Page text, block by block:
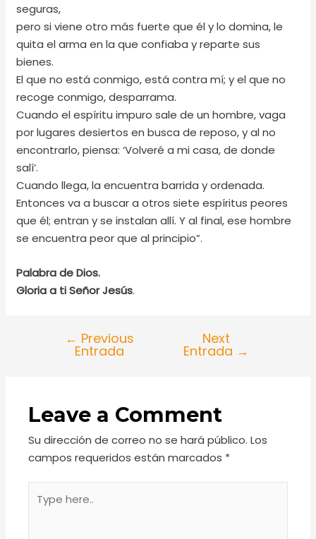
seguras,
pero si viene otro más fuerte que él y lo domina, le
quita el arma en la que confiaba y reparte sus
bienes.
El que no está conmigo, está contra mí; y el que no
recoge conmigo, desparrama.
Cuando el espíritu impuro sale de un hombre, vaga
por lugares desiertos en busca de reposo, y al no
encontrarlo, piensa: ‘Volveré a mi casa, de donde
salí’.
Cuando llega, la encuentra barrida y ordenada.
Entonces va a buscar a otros siete espíritus peores
que él; entran y se instalan allí. Y al final, ese hombre
se encuentra peor que al principio”.
Palabra de Dios.
Gloria a ti Señor Jesús.
← Previous
Entrada
Next
Entrada →
Leave a Comment
Su dirección de correo no se hará público. Los
campos requeridos están marcados *
here..